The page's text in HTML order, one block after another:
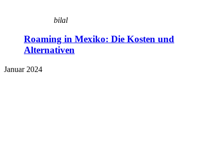
bilal
Roaming in Mexiko: Die Kosten und
Alternativen
Januar 2024